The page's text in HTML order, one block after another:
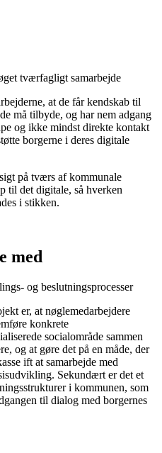
tværfagligt samarbejde
at de får kendskab til
må tilbyde, og har nem adgang
og ikke mindst direkte kontakt
borgerne i deres digitale
på tværs af kommunale
til det digitale, så hverken
i stikken.
med
og beslutningsprocesser
er, at nøglemedarbejdere
konkrete
socialområde sammen
og at gøre det på en måde, der
ift at samarbejde med
Sekundært er det et
i kommunen, som
til dialog med borgernes